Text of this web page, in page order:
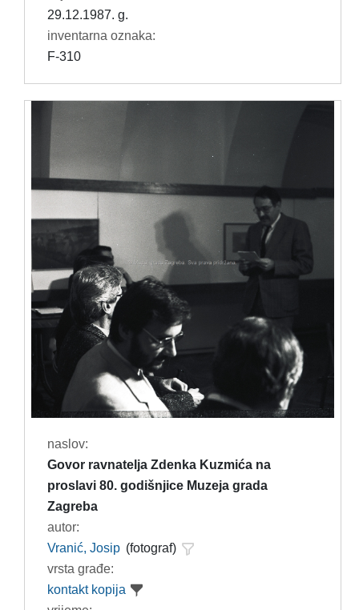
29.12.1987. g.
inventarna oznaka:
F-310
naslov:
Govor ravnatelja Zdenka Kuzmića na
proslavi 80. godišnjice Muzeja grada
Zagreba
autor:
Vranić, Josip (fotograf)
vrsta građe:
kontakt kopija